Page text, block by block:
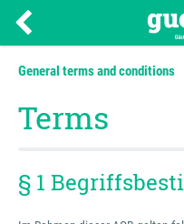
General terms and conditions
Terms
§ 1